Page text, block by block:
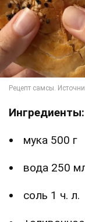
Ингредиенты:
мука 500 г
вода 250
соль 1 ч. л.